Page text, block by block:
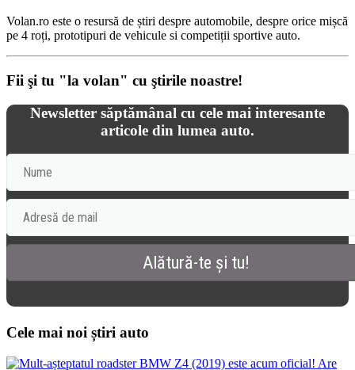
Volan.ro este o resursă de știri despre automobile, despre orice mișcă
pe 4 roți, prototipuri de vehicule si competiții sportive auto.
Fii şi tu "la volan" cu ştirile noastre!
Newsletter săptămânal cu cele mai interesante
articole din lumea auto.
Cele mai noi știri auto